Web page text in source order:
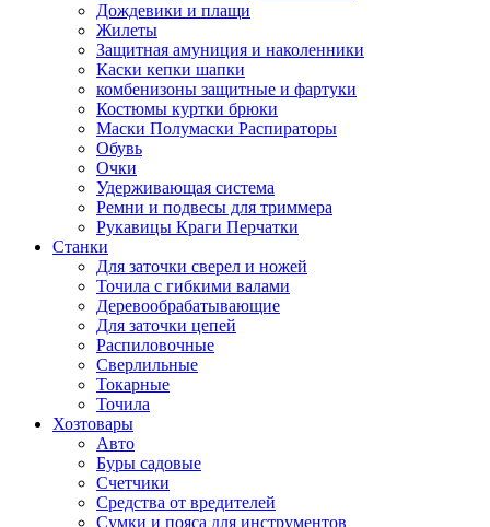
Дождевики и плащи
Жилеты
Защитная амуниция и наколенники
Каски кепки шапки
комбенизоны защитные и фартуки
Костюмы куртки брюки
Маски Полумаски Распираторы
Обувь
Очки
Удерживающая система
Ремни и подвесы для триммера
Рукавицы Краги Перчатки
Станки
Для заточки сверел и ножей
Точила с гибкими валами
Деревообрабатывающие
Для заточки цепей
Распиловочные
Сверлильные
Токарные
Точила
Хозтовары
Авто
Буры садовые
Счетчики
Средства от вредителей
Сумки и пояса для инструментов